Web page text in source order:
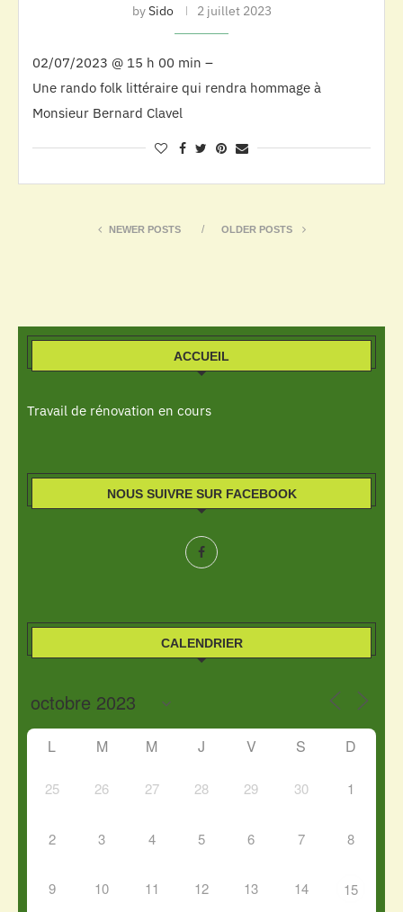
bySido 2 juillet 2023
02/07/2023 @ 15 h 00 min –
Une rando folk littéraire qui rendra hommage à
Monsieur Bernard Clavel
NEWER POSTS OLDER POSTS
ACCUEIL
Travail de rénovation en cours
NOUS SUIVRE SUR FACEBOOK
CALENDRIER
L M M J V S D
25 26 27 28 29 30 1
2 3 4 5 6 7 8
9 10 11 12 13 14 15